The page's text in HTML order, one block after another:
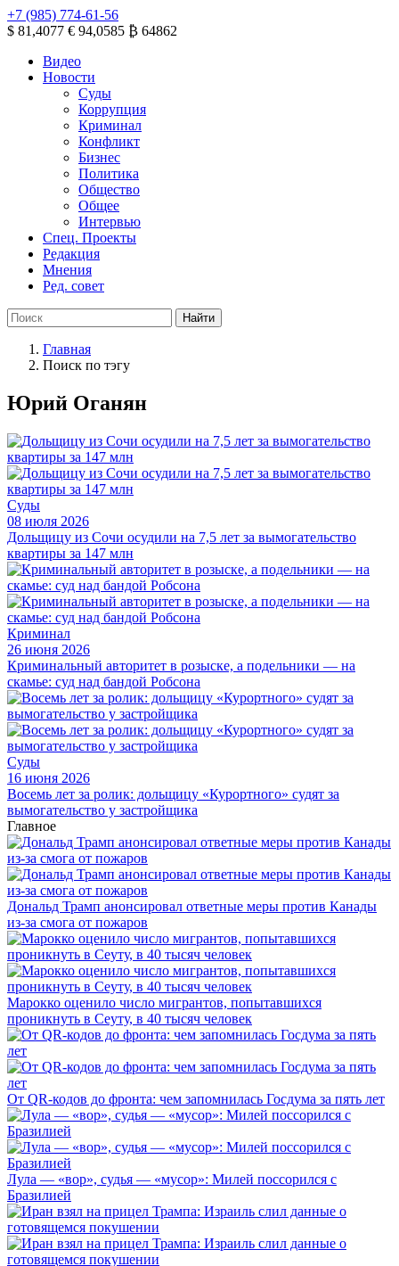
+7 (985) 774-61-56
$ 81,4077 € 94,0585 ₿ 64862
Видео
Новости
Суды
Коррупция
Криминал
Конфликт
Бизнес
Политика
Общество
Общее
Интервью
Спец. Проекты
Редакция
Мнения
Ред. совет
Главная
Поиск по тэгу
Юрий Оганян
Суды
08 июля 2026
Дольщицу из Сочи осудили на 7,5 лет за вымогательство
квартиры за 147 млн
Криминал
26 июня 2026
Криминальный авторитет в розыске, а подельники — на
скамье: суд над бандой Робсона
Суды
16 июня 2026
Восемь лет за ролик: дольщицу «Курортного» судят за
вымогательство у застройщика
Главное
Дональд Трамп анонсировал ответные меры против Канады
из-за смога от пожаров
Марокко оценило число мигрантов, попытавшихся
проникнуть в Сеуту, в 40 тысяч человек
От QR-кодов до фронта: чем запомнилась Госдума за пять лет
Лула — «вор», судья — «мусор»: Милей поссорился с
Бразилией